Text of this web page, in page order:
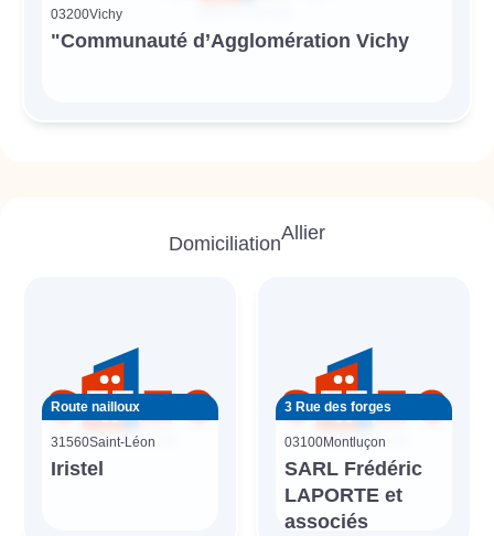
03200Vichy
"Communauté d’Agglomération Vichy
DomiciliationAllier
Route nailloux
31560Saint-Léon
Iristel
3 Rue des forges
03100Montluçon
SARL Frédéric
LAPORTE et
associés